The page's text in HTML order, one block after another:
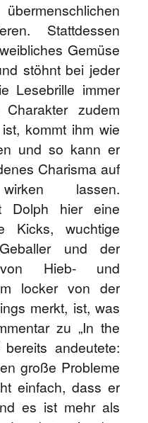
Stattdessen
Gemüse
stöhnt bei jeder
Lesebrille immer
zudem
kommt ihm wie
und so kann er
Charisma auf
lassen.
Dolph hier eine
Kicks, wuchtige
und der
Hieb- und
locker von der
merkt, ist, was
zu „In the
andeutete:
große Probleme
einfach, dass er
es ist mehr als